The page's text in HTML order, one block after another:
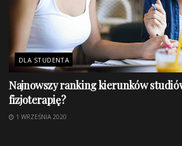
DLA STUDENTA
Najnowszy ranking kierunków
fizjoterapię?
1 WRZEŚNIA 2020